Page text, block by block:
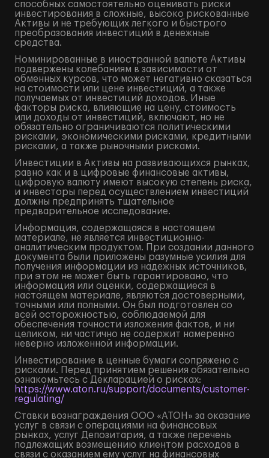
способных самостоятельно оценивать риски
инвестирования в сложные, высоко рискованные
Активы и не требующих легкого и быстрого
преобразования инвестиций в денежные
средства.
Номинированные в иностранной валюте Активы
подвержены колебаниям в зависимости от
обменных курсов, что может негативно сказаться
на стоимости или цене инвестиций, а также
получаемых от инвестиций доходов. Иные
факторы риска, влияющие на цену, стоимость
или доходы от инвестиций, включают, но не
обязательно ограничиваются политическими
рисками, экономическими рисками, кредитными
рисками, а также рыночными рисками.
Инвестиции в Активы на развивающихся рынках,
равно как и в цифровые финансовые активы,
цифровую валюту имеют высокую степень риска,
и инвесторы перед осуществлением инвестиций
должны предпринять тщательное
предварительное исследование.
Информация, содержащаяся в настоящем
материале, не является инвестиционно-
аналитическим продуктом. При создании данного
документа были приложены разумные усилия для
получения информации из надежных источников,
при этом не может быть гарантировано, что
информация или оценки, содержащиеся в
настоящем материале, являются достоверными,
точными или полными. Он был подготовлен со
всей осторожностью, соблюдаемой для
обеспечения точности изложения фактов, и ни
целиком, ни частично не содержит намеренно
неверно изложенной информации.
Инвестирование в ценные бумаги сопряжено с
рисками. Перед принятием решения обязательно
ознакомьтесь с Декларацией о рисках:
https://www.aton.ru/support/documents/customer-
regulating/
Ставки вознаграждения ООО «АТОН» за оказание
услуг в связи с операциями на финансовых
рынках, услуг Депозитария, а также перечень
подлежащих возмещению клиентом расходов в
связи с оказанием ему услуг на финансовых